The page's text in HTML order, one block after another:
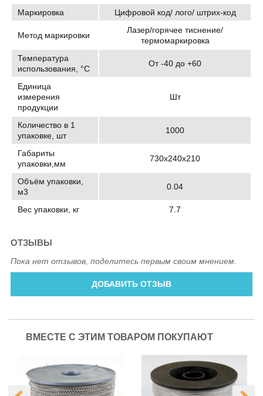
Маркировка
Цифровой код/ лого/ штрих-код
Метод маркировки
Лазер/горячее тиснение/
термомаркировка
Температура
использования, °C
От -40 до +60
Единица
измерения
продукции
Шт
Количество в 1
упаковке, шт
1000
Габариты
упаковки,мм
730х240х210
Объём упаковки,
м3
0.04
Вес упаковки, кг 7.7
ОТЗЫВЫ
Пока нет отзывов, поделитесь первым своим мнением.
ДОБАВИТЬ ОТЗЫВ
ВМЕСТЕ С ЭТИМ ТОВАРОМ ПОКУПАЮТ